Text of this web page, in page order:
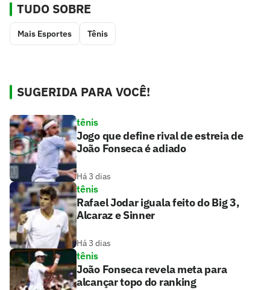
TUDO SOBRE
Mais Esportes Tênis
SUGERIDA PARA VOCÊ!
tênis
Jogo que define rival de estreia de
João Fonseca é adiado
Há 3 dias
tênis
Rafael Jodar iguala feito do Big 3,
Alcaraz e Sinner
Há 3 dias
tênis
João Fonseca revela meta para
alcançar topo do ranking